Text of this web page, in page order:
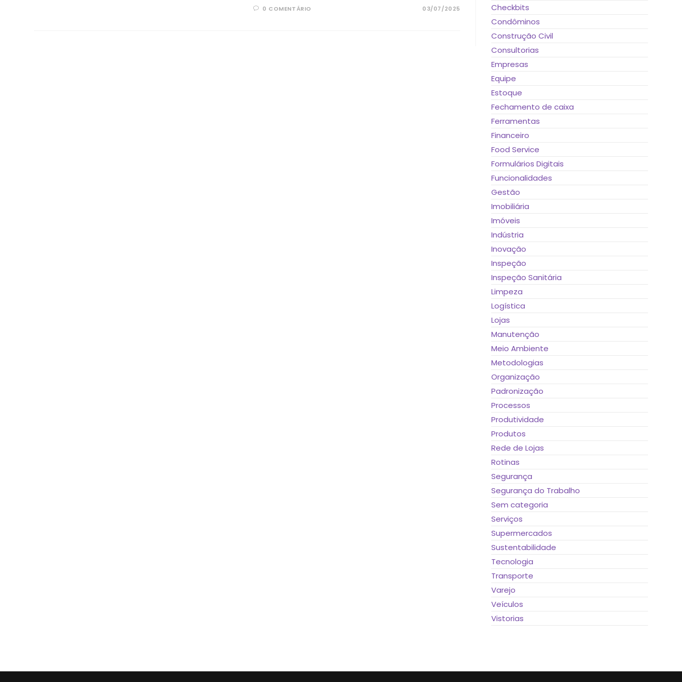
0 COMENTÁRIO 03/07/2025
Checkbits
Condôminos
Construção Civil
Consultorias
Empresas
Equipe
Estoque
Fechamento de caixa
Ferramentas
Financeiro
Food Service
Formulários Digitais
Funcionalidades
Gestão
Imobiliária
Imóveis
Indústria
Inovação
Inspeção
Inspeção Sanitária
Limpeza
Logística
Lojas
Manutenção
Meio Ambiente
Metodologias
Organização
Padronização
Processos
Produtividade
Produtos
Rede de Lojas
Rotinas
Segurança
Segurança do Trabalho
Sem categoria
Serviços
Supermercados
Sustentabilidade
Tecnologia
Transporte
Varejo
Veículos
Vistorias